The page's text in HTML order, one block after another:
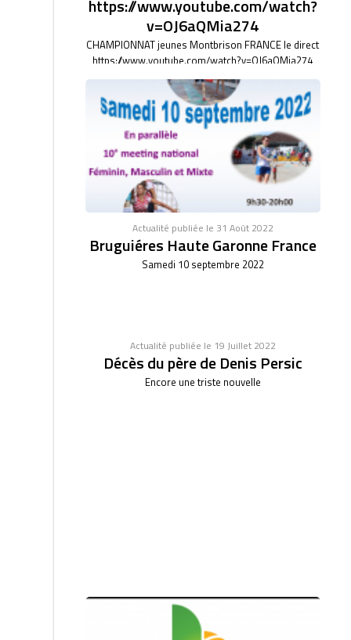
https://www.youtube.com/watch?
v=OJ6aQMia274
CHAMPIONNAT jeunes Montbrison FRANCE le direct
https://www.youtube.com/watch?v=OJ6aQMia274
Actualité publiée le 31 Août 2022
Bruguiéres Haute Garonne France
Samedi 10 septembre 2022
Actualité publiée le 19 Juillet 2022
Décès du père de Denis Persic
Encore une triste nouvelle